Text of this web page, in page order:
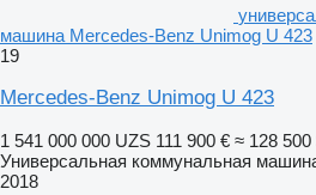
машина Mercedes-Benz Unimog U 423
19
Mercedes-Benz Unimog U 423
1 541 000 000 UZS 111 900 € ≈ 128 500
Универсальная коммунальная
2018